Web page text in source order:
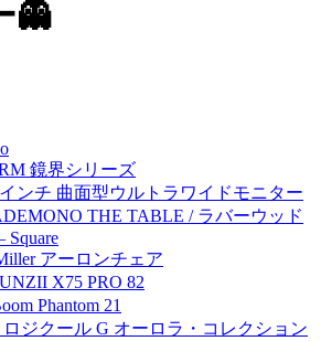
👻
鏡界シリーズ
ンチ 曲面型ウルトラワイドモニター
THE TABLE / ラバーウッド
Square
アーロンチェア
X75 PRO 82
Phantom 21
ジクール G オーロラ・コレクション